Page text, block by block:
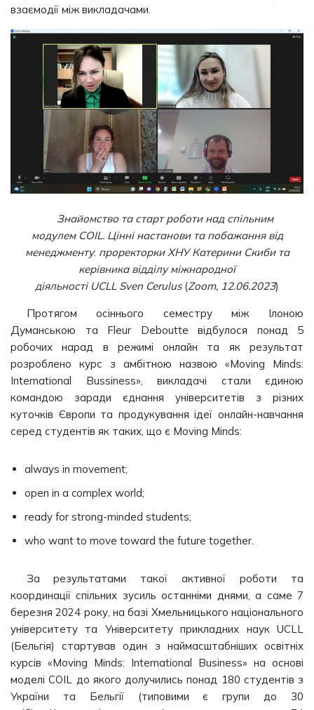
взаємодії між викладачами.
Знайомство та старт роботи над спільним
модулем COIL. Цінні настанови та побажання від
менеджменту: проректорки ХНУ Катерини Скиби та
керівника відділу міжнародної
діяльності UCLL Sven Cerulus (Zoom, 12.06.2023)
Протягом осіннього семестру між Ілоною
Думанською та Fleur Deboutte відбулося понад 5
робочих нарад в режимі онлайн та як результат
розроблено курс з амбітною назвою «Moving Minds:
International Bussiness», викладачі стали єдиною
командою заради єднання університетів з різних
куточків Європи та продукування ідеї онлайн-навчання
серед студентів як таких, що є Moving Minds:
always in movement;
open in a complex world;
ready for strong-minded students;
who want to move toward the future together.
За результатами такої активної роботи та
координації спільних зусиль останніми днями, а саме 7
березня 2024 року, на базі Хмельницького національного
університету та Університету прикладних наук UCLL
(Бельгія) стартував один з наймасштабніших освітніх
курсів «Moving Minds: International Business» на основі
моделі COIL до якого долучились понад 180 студентів з
України та Бельгії (типовими є групи до 30